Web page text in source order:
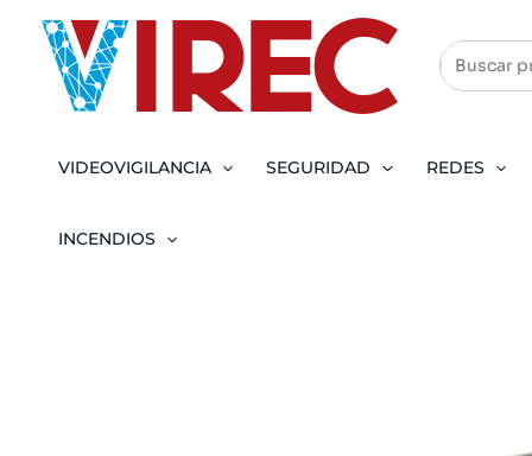
contenido
VIDEOVIGILANCIA SEGURIDAD REDES
INCENDIOS